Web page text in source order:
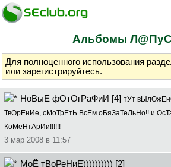
Альбомы
Для полноценного использования
или зарегистрируйтесь.
НоВыЕ фОтОгРаФиИ [4] тУт
ТвОрЕнИе, сМоТрЕтЬ ВсЕм оБяЗаТеЛьНо!! и
КоМеНтАрИи!!!!!!
3 мар 2008 в 11:57
МоЁ тВоРеНиЕ)))))))))) [2]